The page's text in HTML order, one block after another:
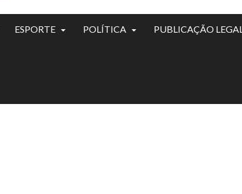
ESPORTE POLÍTICA PUBLICAÇÃO LEGAL